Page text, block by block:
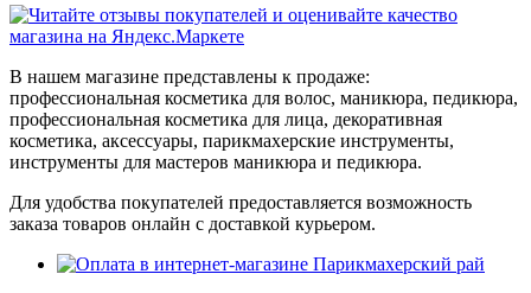
В нашем магазине представлены к продаже:
профессиональная косметика для волос, маникюра, педикюра,
профессиональная косметика для лица, декоративная
косметика, аксессуары, парикмахерские инструменты,
инструменты для мастеров маникюра и педикюра.
Для удобства покупателей предоставляется возможность
заказа товаров онлайн с доставкой курьером.